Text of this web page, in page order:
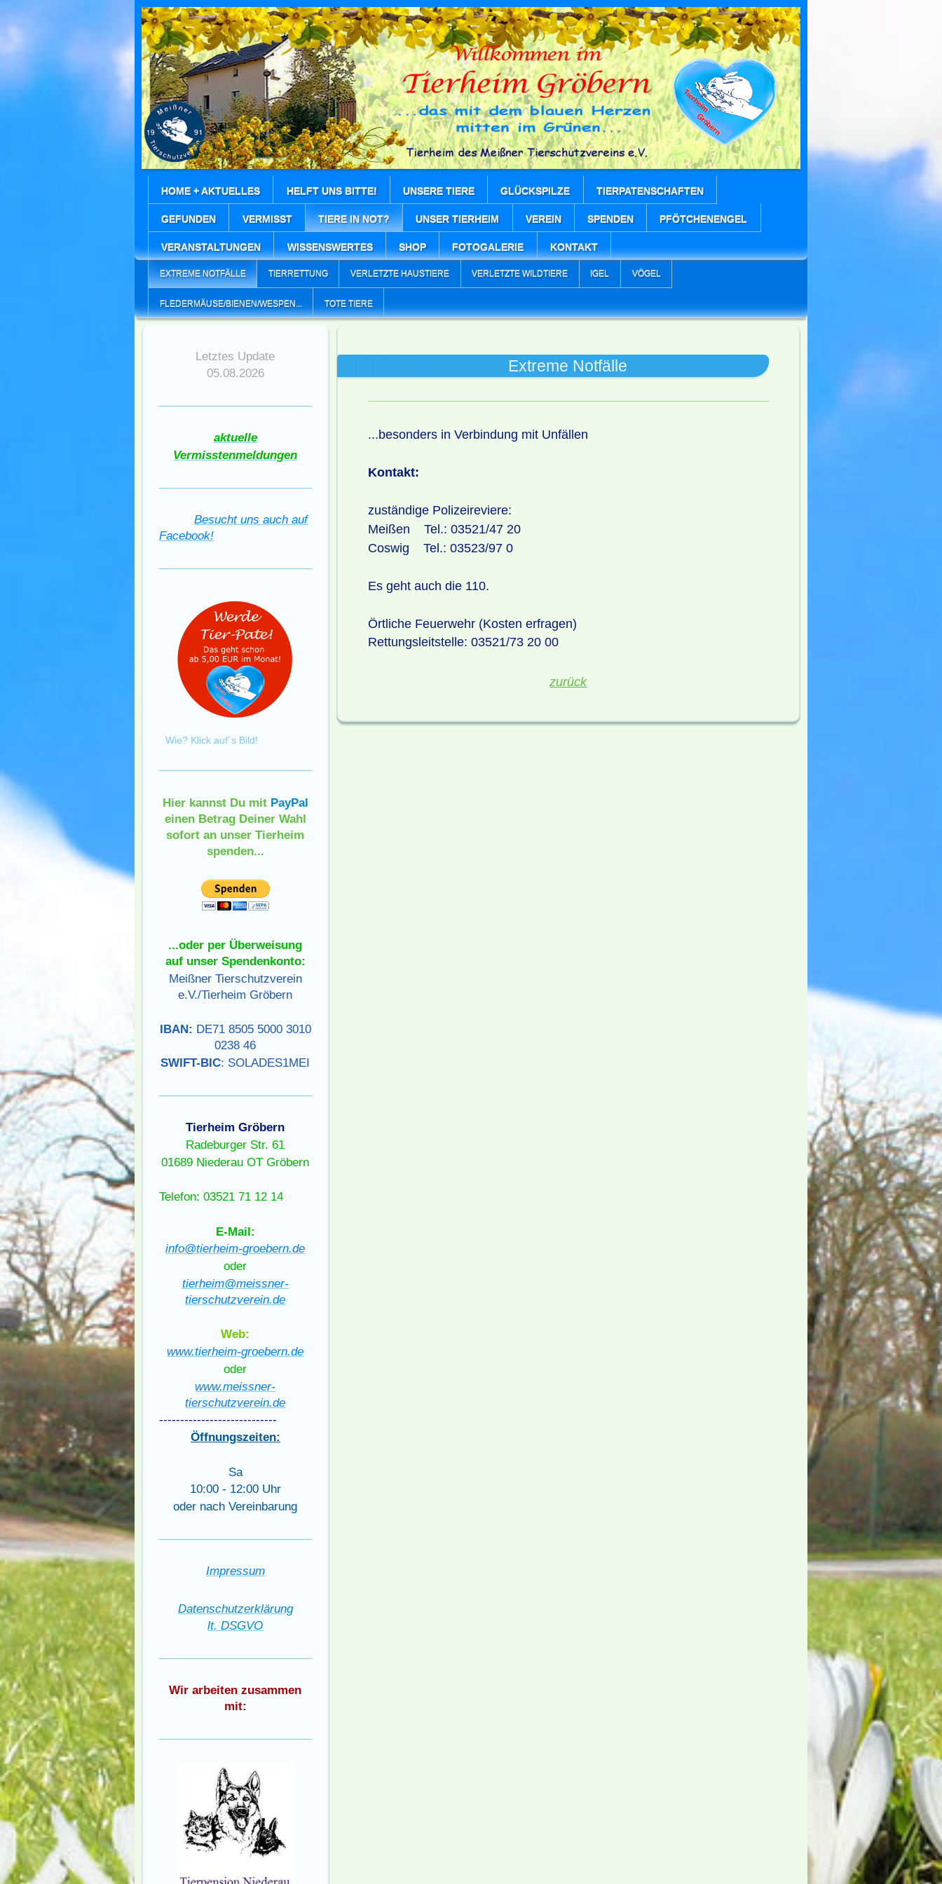
HOME + AKTUELLES HELFT UNS BITTE! UNSERE TIERE GLÜCKSPILZE TIERPATENSCHAFTEN
GEFUNDEN VERMISST TIERE IN NOT? UNSER TIERHEIM VEREIN SPENDEN PFÖTCHENENGEL
VERANSTALTUNGEN WISSENSWERTES SHOP FOTOGALERIE KONTAKT
EXTREME NOTFÄLLE TIERRETTUNG VERLETZTE HAUSTIERE VERLETZTE WILDTIERE IGEL VÖGEL
FLEDERMÄUSE/BIENEN/WESPEN... TOTE TIERE
Extreme Notfälle
...besonders in Verbindung mit Unfällen
Kontakt:
zuständige Polizeireviere:
Meißen Tel.: 03521/47 20
Coswig Tel.: 03523/97 0
Es geht auch die 110.
Örtliche Feuerwehr (Kosten erfragen)
Rettungsleitstelle: 03521/73 20 00
zurück
Letztes Update
05.08.2026
aktuelle
Vermisstenmeldungen
Besucht uns auch auf
Facebook!
Wie? Klick auf´s Bild!
Hier kannst Du mit PayPal
einen Betrag Deiner Wahl
sofort an unser Tierheim
spenden...
...oder per Überweisung
auf unser Spendenkonto:
Meißner Tierschutzverein
e.V./Tierheim Gröbern
IBAN: DE71 8505 5000 3010
0238 46
SWIFT-BIC: SOLADES1MEI
Tierheim Gröbern
Radeburger Str. 61
01689 Niederau OT Gröbern
Telefon: 03521 71 12 14
E-Mail:
info@tierheim-groebern.de
oder
tierheim@meissner-
tierschutzverein.de
Web:
www.tierheim-groebern.de
oder
www.meissner-
tierschutzverein.de
----------------------------
Öffnungszeiten:
Sa
10:00 - 12:00 Uhr
oder nach Vereinbarung
Impressum
Datenschutzerklärung
lt. DSGVO
Wir arbeiten zusammen
mit: